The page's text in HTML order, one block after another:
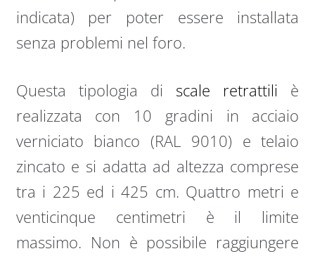
indicata) per poter essere installata
senza problemi nel foro.
Questa tipologia di scale retrattili è
realizzata con 10 gradini in acciaio
verniciato bianco (RAL 9010) e telaio
zincato e si adatta ad altezza comprese
tra i 225 ed i 425 cm. Quattro metri e
venticinque centimetri è il limite
massimo. Non è possibile raggiungere